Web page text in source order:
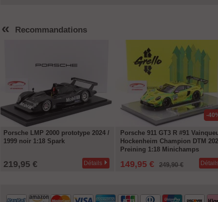
« Recommandations
Porsche LMP 2000 prototype 2024 /
1999 noir 1:18 Spark
219,95 € Détails
-
Porsche 911 GT3 R #91
Hockenheim Champion DTM
Preining 1:18 Minichamps
149,95 € 249,90 €